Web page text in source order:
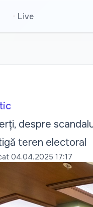
Live
despre
teren electoral
04.04.2025 17:17